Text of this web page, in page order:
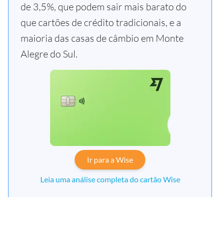
de 3,5%, que podem sair mais barato do
que cartões de crédito tradicionais, e a
maioria das casas de câmbio em Monte
Alegre do Sul.
Ir para a Wise
Leia uma análise completa do cartão Wise